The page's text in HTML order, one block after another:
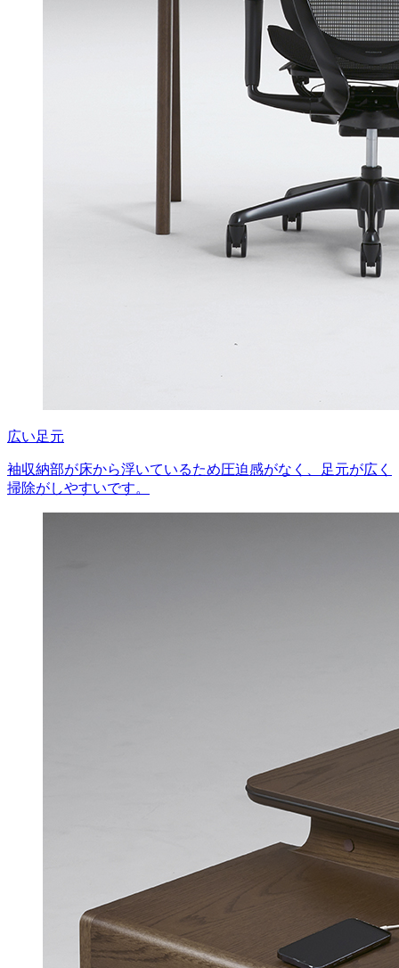
広い足元
袖収納部が床から浮いているため圧迫感がなく、足元が広く
掃除がしやすいです。